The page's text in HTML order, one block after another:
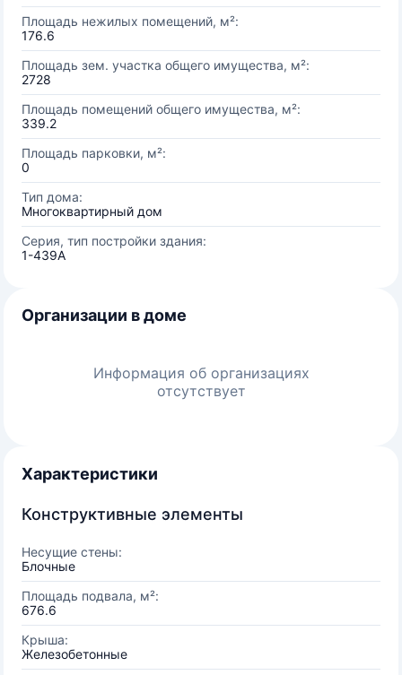
Площадь нежилых помещений, м²:
176.6
Площадь зем. участка общего имущества, м²:
2728
Площадь помещений общего имущества, м²:
339.2
Площадь парковки, м²:
0
Тип дома:
Многоквартирный дом
Серия, тип постройки здания:
1-439А
Организации в доме
Информация об организациях
отсутствует
Характеристики
Конструктивные элементы
Несущие стены:
Блочные
Площадь подвала, м²:
676.6
Крыша:
Железобетонные